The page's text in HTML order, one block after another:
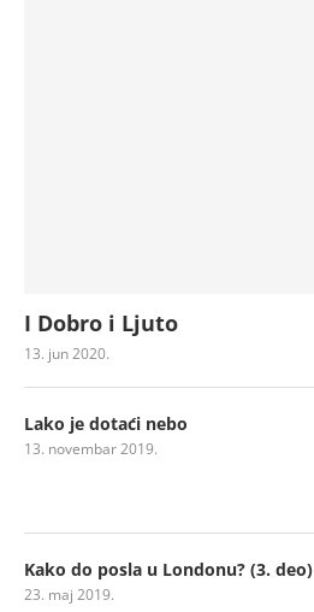
I Dobro i Ljuto
13. jun 2020.
Lako je dotaći nebo
13. novembar 2019.
Kako do posla u Londonu? (3. deo)
23. maj 2019.